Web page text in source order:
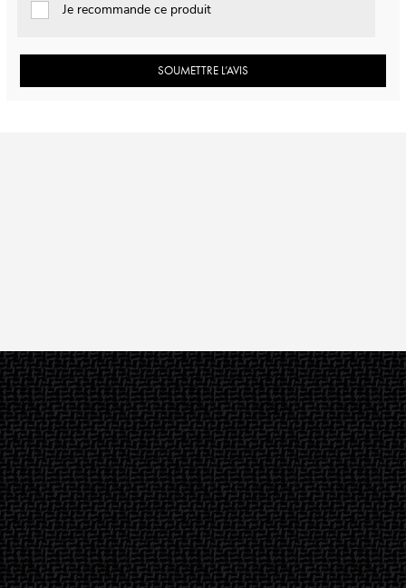
Je recommande ce produit
SOUMETTRE L’AVIS